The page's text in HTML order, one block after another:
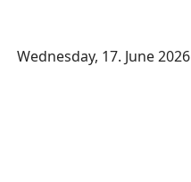
Wednesday, 17. June 2026